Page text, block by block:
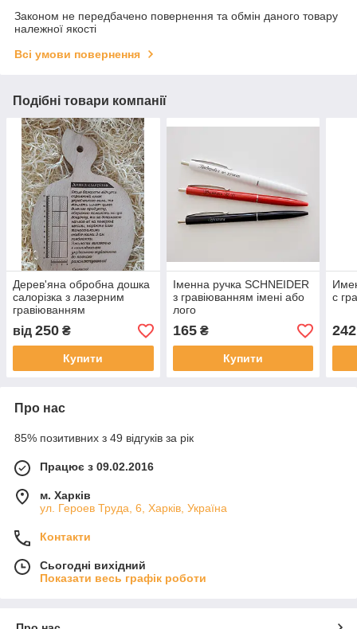
Законом не передбачено повернення та обмін даного товару
належної якості
Всі умови повернення
Подібні товари компанії
Дерев'яна обробна дошка
салорізка з лазерним
гравіюванням
від 250 ₴
Купити
Іменна ручка SCHNEIDER
з гравіюванням імені або
лого
165₴
Купити
с
242
Про нас
85% позитивних з 49 відгуків за рік
Працює з 09.02.2016
м. Харків
ул. Героев Труда, 6, Харків, Україна
Контакти
Сьогодні вихідний
Показати весь графік роботи